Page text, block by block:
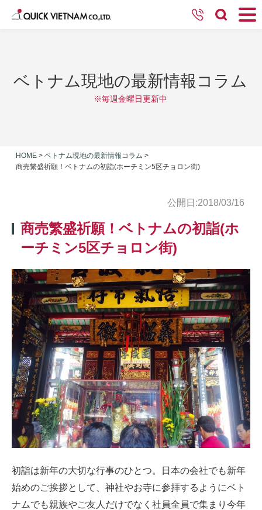
ベトナム現地の最新情報コラム
※毎週金曜日更新中
HOME > ベトナム現地の最新情報コラム >
商売繁盛祈願！ベトナムの初詣(ホーチミン5区チョロン街)
公開日:2018/03/16
商売繁盛祈願！ベトナムの初詣(ホ
ーチミン5区チョロン街)
初詣は新年の大切な行事のひとつ。日本の会社でも新年
始めのご挨拶として、神社やお寺に参拝するようにベト
ナムでも親族やご友人だけでなく社員全員で集まり今年